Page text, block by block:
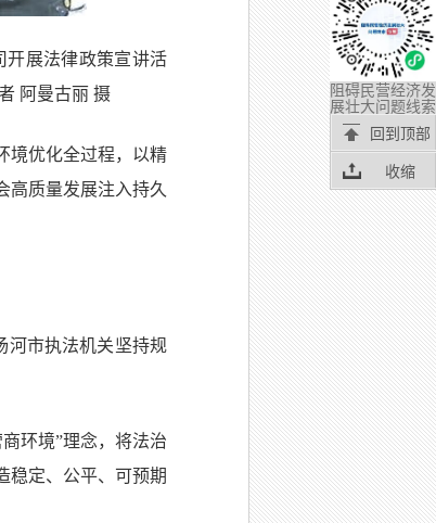
开展法律政策宣讲活
阿曼古丽 摄
境优化全过程，以精
高质量发展注入持久
河市执法机关坚持规
环境”理念，将法治
稳定、公平、可预期
阻碍民营经济发
展壮大问题线索
回到顶部
收缩